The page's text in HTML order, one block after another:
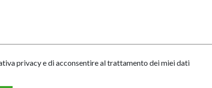
privacy e di acconsentire al trattamento dei miei dati